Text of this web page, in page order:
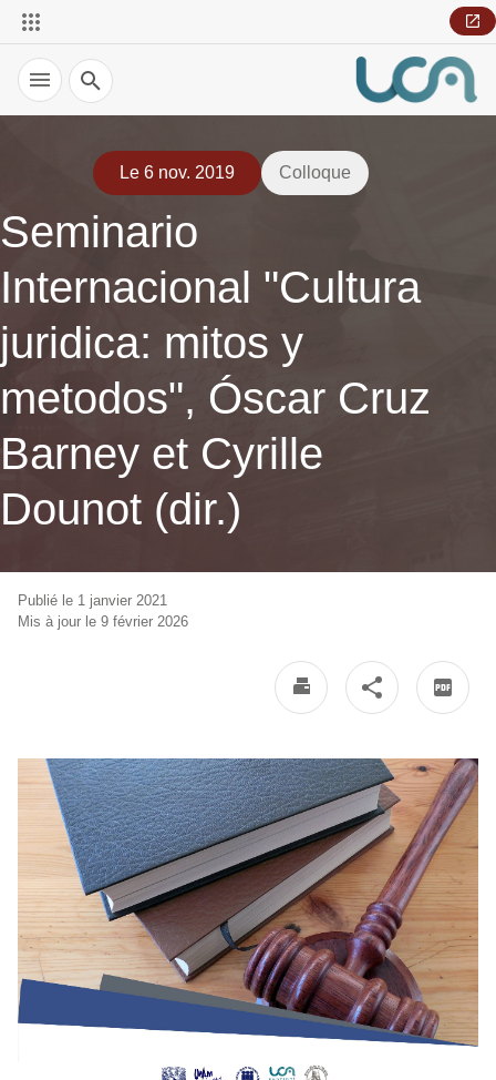
Recherche
Le 6 nov. 2019 Colloque
Seminario
Internacional "Cultura
juridica: mitos y
metodos", Óscar Cruz
Barney et Cyrille
Dounot (dir.)
Publié le 1 janvier 2021
Mis à jour le 9 février 2026